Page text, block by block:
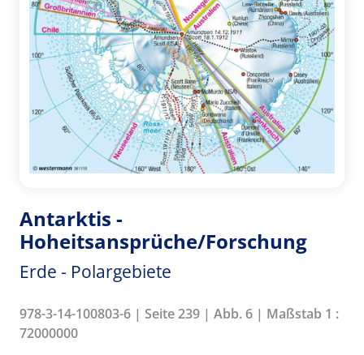
Antarktis -
Hoheitsansprüche/Forschung
Erde - Polargebiete
978-3-14-100803-6 | Seite 239 | Abb. 6 | Maßstab 1 :
72000000